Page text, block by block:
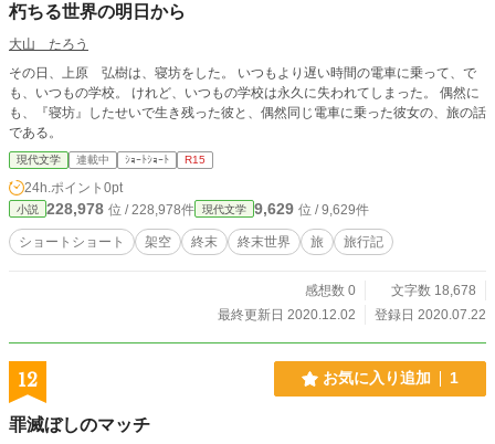
朽ちる世界の明日から
大山 たろう
その日、上原 弘樹は、寝坊をした。 いつもより遅い時間の電車に乗って、で
も、いつもの学校。 けれど、いつもの学校は永久に失われてしまった。 偶然に
も、『寝坊』したせいで生き残った彼と、偶然同じ電車に乗った彼女の、旅の話
である。
現代文学 連載中 ｼｮｰﾄｼｮｰﾄ R15
24h.ポイント 0pt
小説 228,978 位 / 228,978件 現代文学 9,629 位 / 9,629件
ショートショート 架空 終末 終末世界 旅 旅行記
感想数 0
文字数 18,678
最終更新日 2020.12.02
登録日 2020.07.22
12 お気に入り追加 1
罪滅ぼしのマッチ